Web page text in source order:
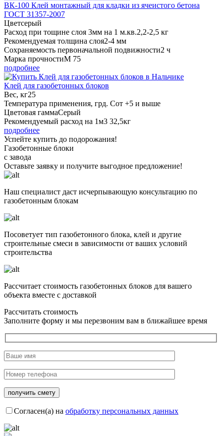
ВК-100 Клей монтажный для кладки из ячеистого бетона
ГОСТ 31357-2007
Цветсерый
Расход при тощине слоя 3мм на 1 м.кв.2,2-2,5 кг
Рекомендуемая толщина слоя2-4 мм
Сохраняемость первоначальной подвижности2 ч
Марка прочностиМ 75
подробнее
Клей для газобетонных блоков
Вес, кг25
Температура применения, грд. Сот +5 и выше
Цветовая гаммаСерый
Рекомендуемый расход на 1м3 32,5кг
подробнее
Успейте купить до подорожания!
Газобетонные блоки
с завода
Оставьте заявку и получите выгодное предложение!
Наш специалист даст исчерпывающую консультацию по
газобетонным блокам
Посоветует тип газобетонного блока, клей и другие
строительные смеси в зависимости от ваших условий
строительства
Рассчитает стоимость газобетонных блоков для вашего
объекта вместе с доставкой
Рассчитать стоимость
Заполните форму и мы перезвоним вам в ближайшее время
Согласен(а) на обработку персональных данных